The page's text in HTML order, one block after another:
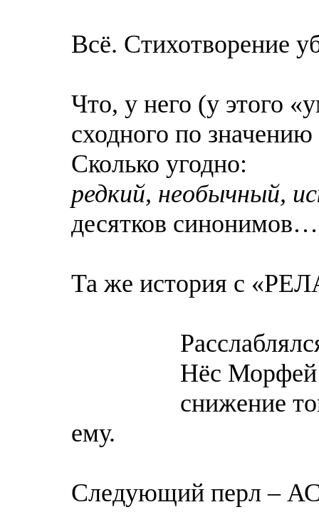
Всё. Стихотворение
Что, у него (у этого
сходного по значению
Сколько угодно:
редкий, необычный,
десятков синонимов…
Та же история с
Расслаблялся
Нёс Морфей
снижение тонуса
ему.
Следующий перл –